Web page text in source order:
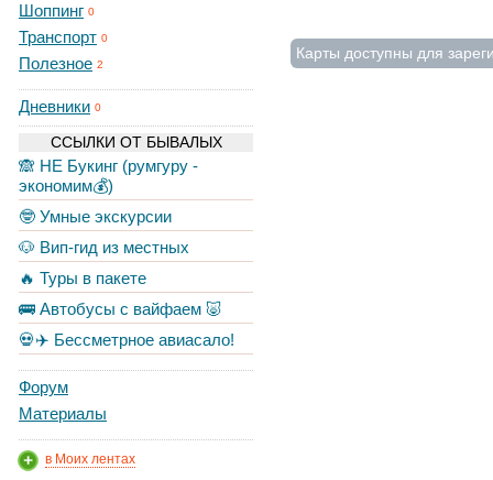
Шоппинг 0
Транспорт 0
Полезное 2
Дневники 0
ССЫЛКИ ОТ БЫВАЛЫХ
🙈 НЕ Букинг (румгуру -
экономим💰)
🤓 Умные экскурсии
🐶 Вип-гид из местных
🔥 Туры в пакете
🚌 Автобусы с вайфаем 🐷
💀✈️ Бессметрное авиасало!
Форум
Материалы
в Моих лентах
Карты доступны для